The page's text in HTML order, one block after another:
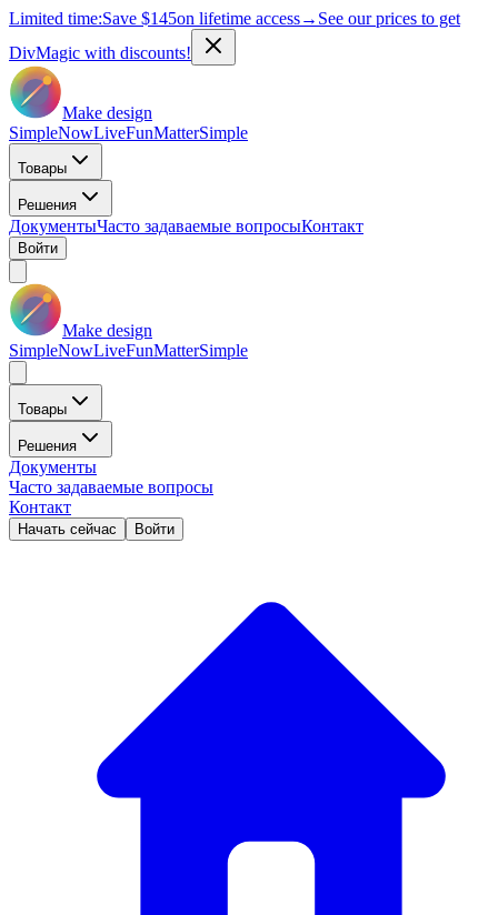
Limited time:Save $145on lifetime access→ See our prices to get
DivMagic with discounts!
Make design
SimpleNowLiveFunMatterSimple
Товары
Решения
ДокументыЧасто задаваемые вопросыКонтакт
Войти
Make design
SimpleNowLiveFunMatterSimple
Товары
Решения
Документы
Часто задаваемые вопросы
Контакт
Начать сейчас Войти